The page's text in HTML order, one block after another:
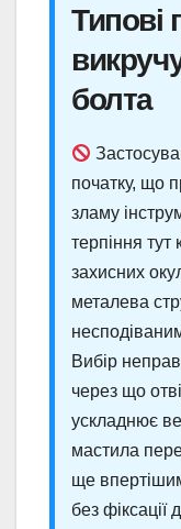
Типові
болта
початку, що
зламу
терпіння тут
захисних
металева
Вибір
через що
ускладнює
мастила
ще
без фіксації